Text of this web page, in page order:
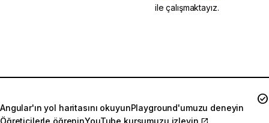
ile çalışmaktayız.
Angular'ın yol haritasını okuyunPlayground'umuzu deneyin